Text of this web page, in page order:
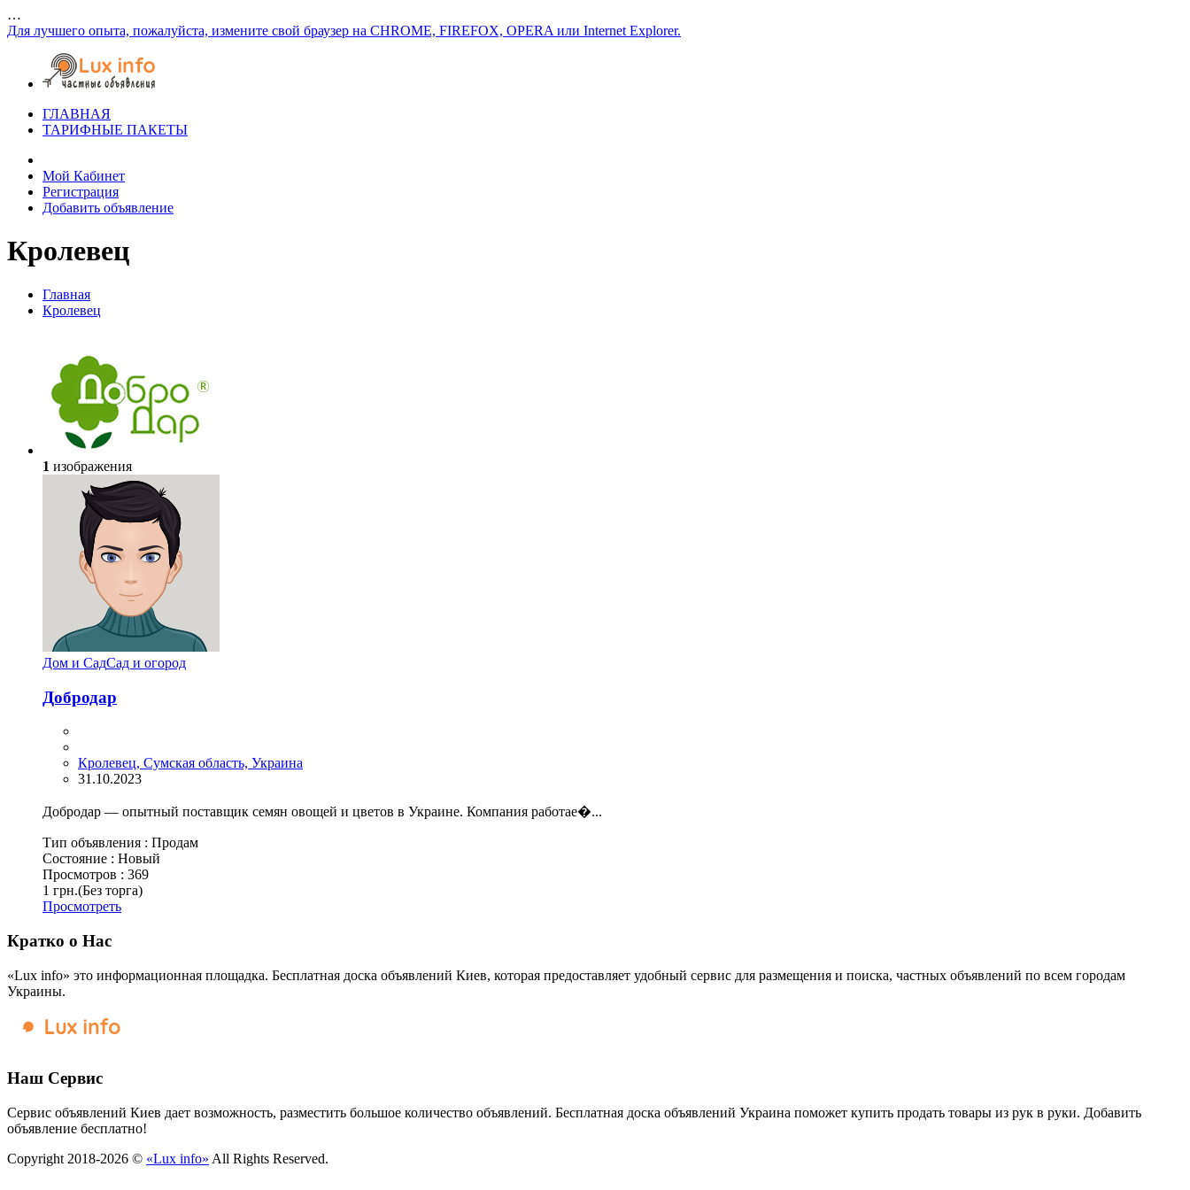
…
Для лучшего опыта, пожалуйста, измените свой браузер на CHROME, FIREFOX, OPERA или Internet Explorer.
ГЛАВНАЯ
ТАРИФНЫЕ ПАКЕТЫ
Мой Кабинет
Регистрация
Добавить объявление
Кролевец
Главная
Кролевец
1 изображения
Дом и СадСад и огород
Добродар
Кролевец, Сумская область, Украина
31.10.2023
Добродар — опытный поставщик семян овощей и цветов в Украине. Компания работае�...
Тип объявления : Продам
Состояние : Новый
Просмотров : 369
1 грн.(Без торга)
Просмотреть
Кратко о Нас
«Lux info» это информационная площадка. Бесплатная доска объявлений Киев, которая предоставляет удобный сервис для размещения и поиска, частных объявлений по всем городам
Украины.
Наш Сервис
Сервис объявлений Киев дает возможность, разместить большое количество объявлений. Бесплатная доска объявлений Украина поможет купить продать товары из рук в руки. Добавить
объявление бесплатно!
Copyright 2018-2026 © «Lux info» All Rights Reserved.